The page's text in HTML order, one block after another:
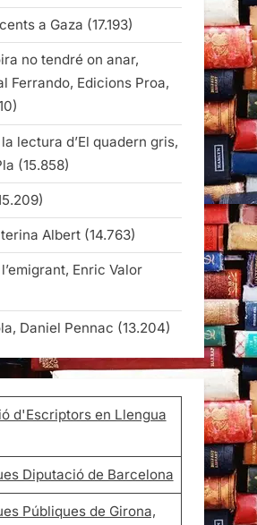
a Gaza (17.193)
no tendré on anar,
Ferrando, Edicions Proa,
lectura d’El quadern gris,
(15.858)
Albert (14.763)
Enric Valor
Daniel Pennac (13.204)
d'Escriptors en Llengua
Diputació de Barcelona
Públiques de Girona,